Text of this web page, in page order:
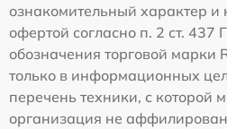
ознакомительный характер и
офертой согласно п. 2 ст.
обозначения торговой марки
только в информационных
перечень техники, с которой
организация не